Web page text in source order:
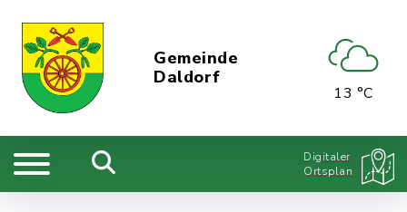
Gemeinde
Daldorf
13 °C
Digitaler
Ortsplan